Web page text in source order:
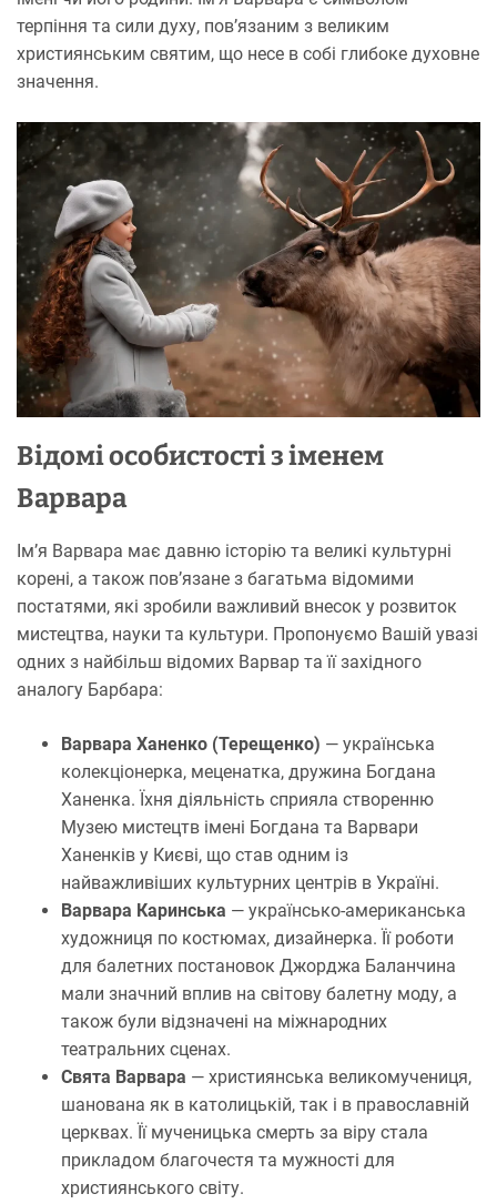
терпіння та сили духу, пов’язаним з великим
християнським святим, що несе в собі глибоке духовне
значення.
Відомі особистості з іменем
Варвара
Ім’я Варвара має давню історію та великі культурні
корені, а також пов’язане з багатьма відомими
постатями, які зробили важливий внесок у розвиток
мистецтва, науки та культури. Пропонуємо Вашій увазі
одних з найбільш відомих Варвар та її західного
аналогу Барбара:
Варвара Ханенко (Терещенко) — українська
колекціонерка, меценатка, дружина Богдана
Ханенка. Їхня діяльність сприяла створенню
Музею мистецтв імені Богдана та Варвари
Ханенків у Києві, що став одним із
найважливіших культурних центрів в Україні.
Варвара Каринська — українсько-американська
художниця по костюмах, дизайнерка. Її роботи
для балетних постановок Джорджа Баланчина
мали значний вплив на світову балетну моду, а
також були відзначені на міжнародних
театральних сценах.
Свята Варвара — християнська великомучениця,
шанована як в католицькій, так і в православній
церквах. Її мученицька смерть за віру стала
прикладом благочестя та мужності для
християнського світу.